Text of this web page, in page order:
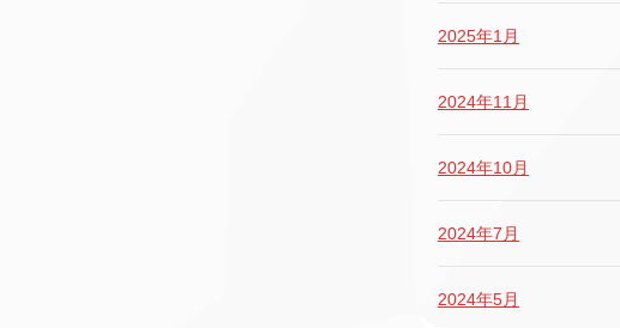
2025年1月
2024年11月
2024年10月
2024年7月
2024年5月